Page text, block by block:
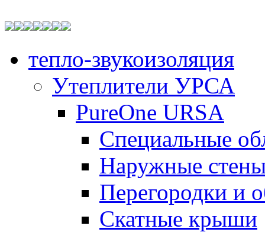
тепло-звукоизоляция
Утеплители УРСА
PureOne URSA
Специальные
Наружные
Перегородки и
Скатные крыши